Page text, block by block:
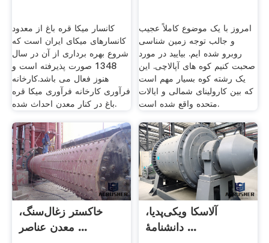
کانسار میکا قره باغ از معدود
کانسارهای میکای ایران است که
شروع بهره برداری از آن در سال
1348 صورت پذیرفته است و
هنوز فعال می باشد.کارخانه
فرآوری کارخانه فرآوری میکا قره
باغ در کنار معدن احداث شده.
امروز با یک موضوع کاملاً عجیب
و جالب توجه زمین شناسی
روبرو شده ایم. بیایید در مورد
صحبت کنیم کوه های آپالاچی. این
یک رشته کوه بسیار مهم است
که بین کارولینای شمالی و ایالات
متحده واقع شده است.
خاکستر زغال‌سنگ،
معدن عناصر ...
آلاسکا ویکی‌پدیا،
دانشنامهٔ ...